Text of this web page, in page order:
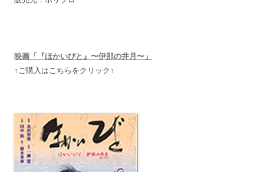
映画「『ほかいびと』〜伊那の井月〜」
↑ご購入はこちらをクリック↑